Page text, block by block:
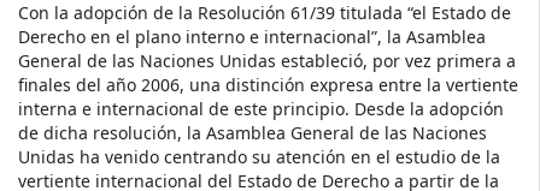
Con la adopción de la Resolución 61/39 titulada “el Estado de
Derecho en el plano interno e internacional”, la Asamblea
General de las Naciones Unidas estableció, por vez primera a
finales del año 2006, una distinción expresa entre la vertiente
interna e internacional de este principio. Desde la adopción
de dicha resolución, la Asamblea General de las Naciones
Unidas ha venido centrando su atención en el estudio de la
vertiente internacional del Estado de Derecho a partir de la